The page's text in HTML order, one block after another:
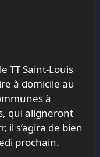
TT Saint-Louis
à domicile au
à
qui aligneront
il s’agira de bien
prochain.